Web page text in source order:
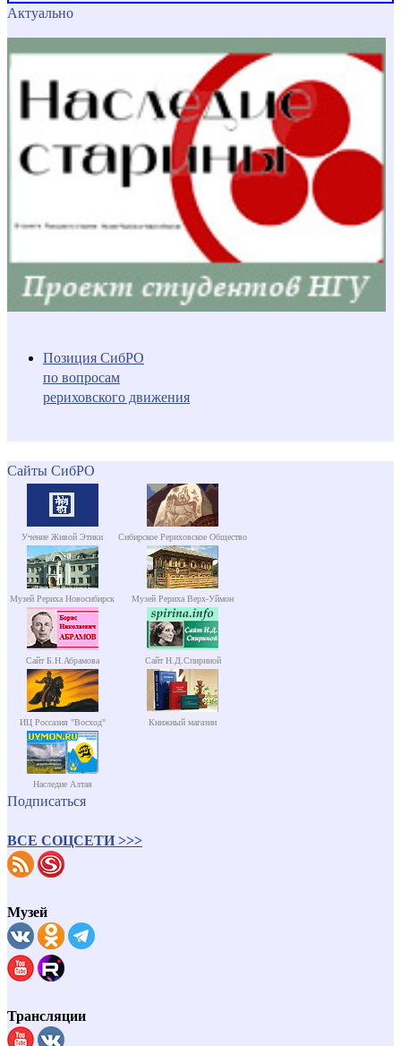
Актуально
Позиция СибРО
по вопросам
рериховского движения
Сайты СибРО
Учение Живой Этики Сибирское Рериховское Общество
Музей Рериха Новосибирск Музей Рериха Верх-Уймон
Сайт Б.Н.Абрамова Сайт Н.Д.Спириной
ИЦ Россазия "Восход" Книжный магазин
Наследие Алтая
Подписаться
ВСЕ СОЦСЕТИ >>>
Музей
Трансляции